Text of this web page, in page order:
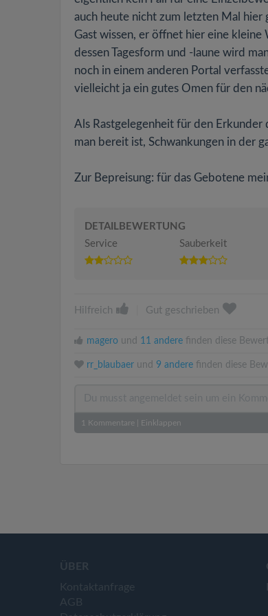
auch heute nicht zum letzten Mal hier
Gast wissen, er öffnet hier eine kleine
dessen Tagesform und -laune wird
noch in einem anderen Portal
vielleicht ja ein gutes Omen für den
Als Rastgelegenheit für den Erkunder
man bereit ist, Schwankungen in der
Zur Bepreisung: für das Gebotene
DETAILBEWERTUNG
Service
Sauberkeit
Hilfreich Gut geschrieben
magero und 11 andere finden diese
rr_blaubaer und 9 andere finden diese
1 Kommentare Einklappen
ÜBER
Kontaktanfrage
AGB